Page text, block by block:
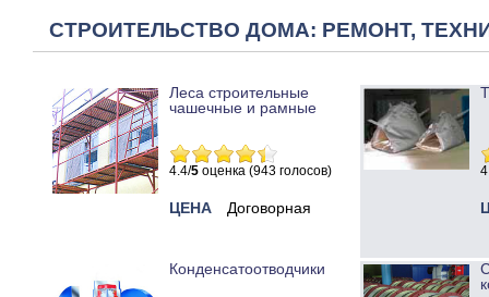
СТРОИТЕЛЬСТВО ДОМА: РЕМОНТ,
Леса строительные
чашечные и рамные
4.4/5 оценка (943 голосов)
ЦЕНА Договорная
Конденсатоотводчики